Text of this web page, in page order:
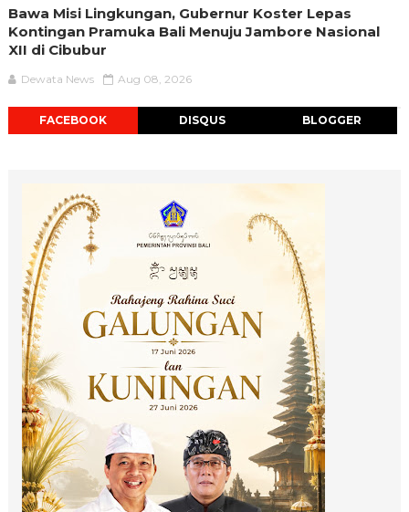
Bawa Misi Lingkungan, Gubernur Koster Lepas
Kontingan Pramuka Bali Menuju Jambore Nasional
XII di Cibubur
Dewata News Aug 08, 2026
FACEBOOK DISQUS BLOGGER